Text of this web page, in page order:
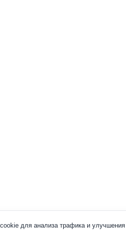
для анализа трафика и улучшения